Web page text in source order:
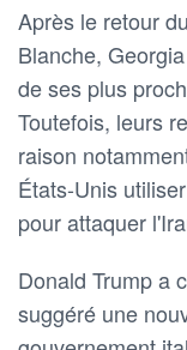
Après le retour
Blanche,
de ses plus
Toutefois, leurs
raison
États-Unis
pour attaquer
Donald Trump a
suggéré une